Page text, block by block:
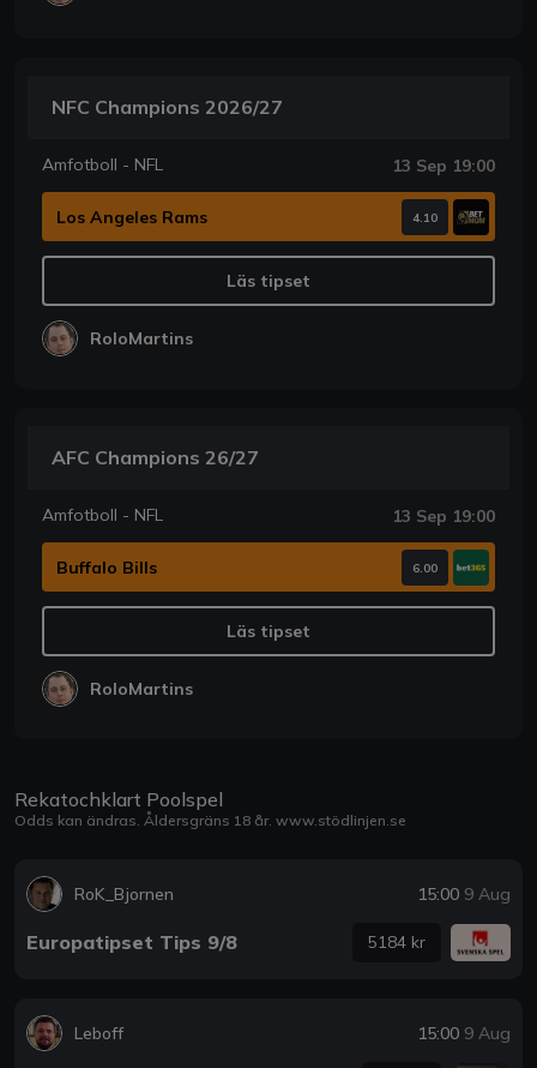
NFC Champions 2026/27
Amfotboll - NFL 13 Sep 19:00
Los Angeles Rams 4.10
Läs tipset
RoloMartins
AFC Champions 26/27
Amfotboll - NFL 13 Sep 19:00
Buffalo Bills 6.00
Läs tipset
RoloMartins
Rekatochklart Poolspel
Odds kan ändras. Åldersgräns 18 år. www.stödlinjen.se
RoK_Bjornen 15:00 9 Aug
Europatipset Tips 9/8 5184 kr
Leboff 15:00 9 Aug